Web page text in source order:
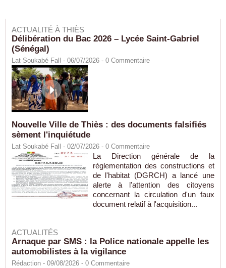
ACTUALITÉ À THIÈS
Délibération du Bac 2026 – Lycée Saint-Gabriel
(Sénégal)
Lat Soukabé Fall - 06/07/2026 - 0 Commentaire
Nouvelle Ville de Thiès : des documents falsifiés
sèment l'inquiétude
Lat Soukabé Fall - 02/07/2026 - 0 Commentaire
La Direction générale de la
réglementation des constructions et
de l'habitat (DGRCH) a lancé une
alerte à l'attention des citoyens
concernant la circulation d'un faux
document relatif à l'acquisition...
ACTUALITÉS
Arnaque par SMS : la Police nationale appelle les
automobilistes à la vigilance
Rédaction - 09/08/2026 - 0 Commentaire